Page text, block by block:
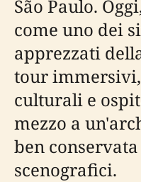
São Paulo.
come uno dei
apprezzati
tour
culturali e
mezzo a
ben
scenografici.